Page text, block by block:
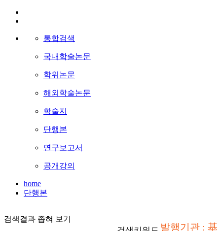
통합검색
국내학술논문
학위논문
해외학술논문
학술지
단행본
연구보고서
공개강의
home
단행본
검색결과 좁혀 보기
발행기관 : 基